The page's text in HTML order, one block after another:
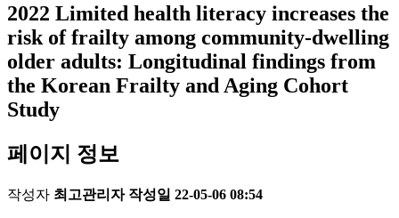
2022 Limited health literacy increases the
risk of frailty among community‐dwelling
older adults: Longitudinal findings from
the Korean Frailty and Aging Cohort
Study
페이지 정보
작성자 최고관리자 작성일 22-05-06 08:54